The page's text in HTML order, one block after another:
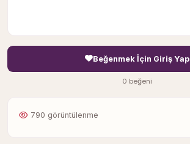
Beğenmek İçin Giriş Yap
0 beğeni
790 görüntülenme